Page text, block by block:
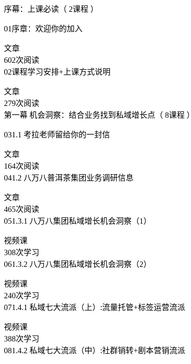
序幕：上课必读（ 2课程 ）
01序章：欢迎你的加入
文章
602次阅读
02课程学习安排+上课方式说明
文章
279次阅读
第一幕 机会洞察：结合业务找到私域增长点（ 8课程 ）
031.1 考拉老师留给你的一封信
文章
164次阅读
041.2 八万八普洱茶集团业务调研信息
文章
465次阅读
051.3.1 八万八集团私域增长机会洞察（1）
视频课
308次学习
061.3.2 八万八集团私域增长机会洞察（2）
视频课
240次学习
071.4.1 私域七大流派（上）:流量托管+标签运营流派
视频课
388次学习
081.4.2 私域七大流派（中）:社群销转+剧本营销流派